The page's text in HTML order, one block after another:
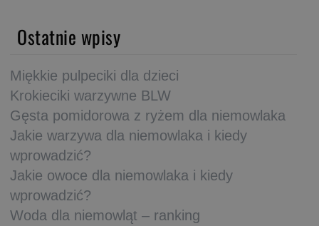
Ostatnie wpisy
Miękkie pulpeciki dla dzieci
Krokieciki warzywne BLW
Gęsta pomidorowa z ryżem dla niemowlaka
Jakie warzywa dla niemowlaka i kiedy
wprowadzić?
Jakie owoce dla niemowlaka i kiedy
wprowadzić?
Woda dla niemowląt – ranking